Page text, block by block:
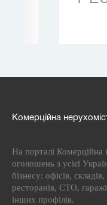
Комерційна
На порталі Комерційна
оголошень з усієї
бізнесу: офісів,
ресторанів, СТО,
інших профілів.